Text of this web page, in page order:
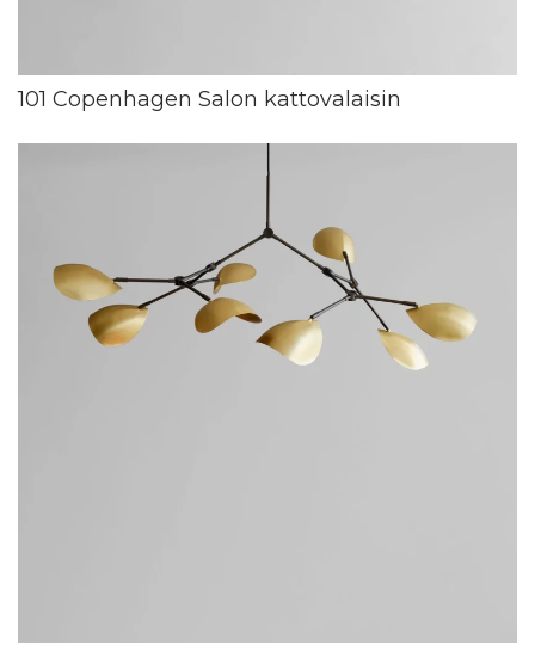
101 Copenhagen Salon kattovalaisin